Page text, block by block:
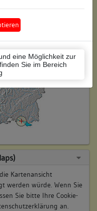
eine Möglichkeit zur
Sie im Bereich
Kartenansicht
werden würde. Wenn Sie
Sie bitte Ihre Cookie-
an.